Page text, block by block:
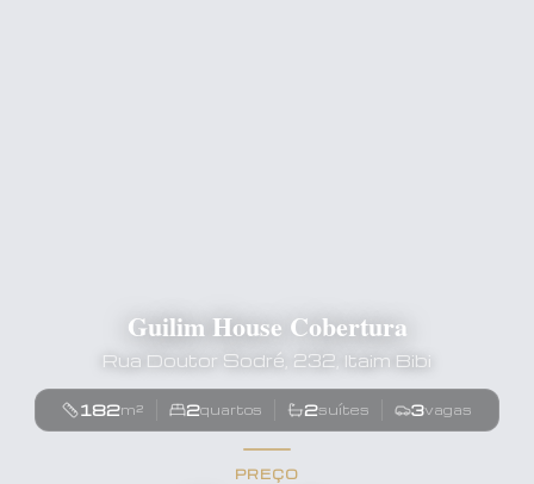
Guilim House Cobertura
Rua Doutor Sodré, 232, Itaim Bibi
182m² 2quartos 2suítes 3vagas
PREÇO